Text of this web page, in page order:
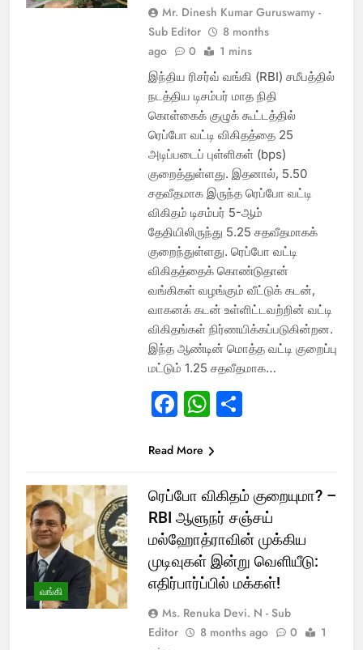
Mr. Dinesh Kumar Guruswamy -
Sub Editor
8 months
ago
0 1 mins
இந்திய ரிசர்வ் வங்கி (RBI) சமீபத்தில்
நடத்திய டிசம்பர் மாத நிதி
கொள்கைக் குழுக் கூட்டத்தில்
ரெப்போ வட்டி விகிதத்தை 25
அடிப்படைப் புள்ளிகள் (bps)
குறைத்துள்ளது. இதனால், 5.50
சதவீதமாக இருந்த ரெப்போ வட்டி
விகிதம் டிசம்பர் 5-ஆம்
தேதியிலிருந்து 5.25 சதவீதமாகக்
குறைந்துள்ளது. ரெப்போ வட்டி
விகிதத்தைக் கொண்டுதான்
வங்கிகள் வழங்கும் வீட்டுக் கடன்,
வாகனக் கடன் உள்ளிட்டவற்றின் வட்டி
விகிதங்கள் நிர்ணயிக்கப்படுகின்றன.
இந்த ஆண்டின் மொத்த வட்டி குறைப்பு
மட்டும் 1.25 சதவீதமாக…
Facebook
WhatsApp
Share
Read More
வங்கி
ரெப்போ விகிதம் குறையுமா? –
RBI ஆளுநர் சஞ்சய்
மல்ஹோத்ராவின் முக்கிய
முடிவுகள் இன்று வெளியீடு:
எதிர்பார்ப்பில் மக்கள்!
Ms. Renuka Devi. N - Sub
Editor
8 months ago 0
1